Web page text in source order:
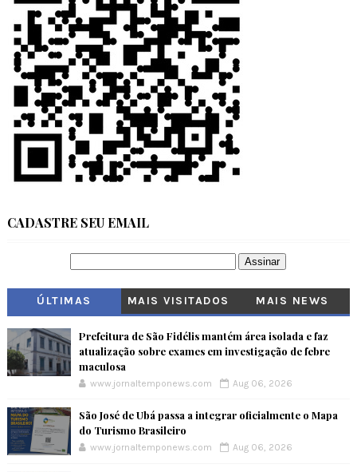
CADASTRE SEU EMAIL
ÚLTIMAS MAIS VISITADOS MAIS NEWS
Prefeitura de São Fidélis mantém área isolada e faz
atualização sobre exames em investigação de febre
maculosa
www.jornaltemponews.com Aug 06, 2026
São José de Ubá passa a integrar oficialmente o Mapa
do Turismo Brasileiro
www.jornaltemponews.com Aug 06, 2026